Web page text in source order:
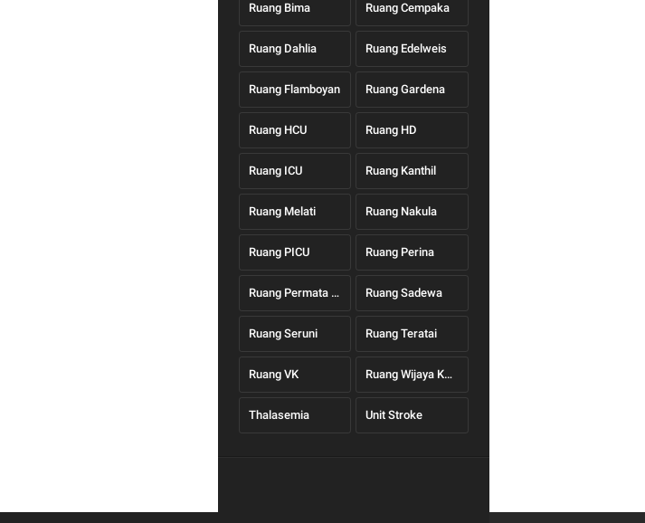
Ruang Bima Ruang Cempaka
Ruang Dahlia Ruang Edelweis
Ruang Flamboyan Ruang Gardena
Ruang HCU Ruang HD
Ruang ICU Ruang Kanthil
Ruang Melati Ruang Nakula
Ruang PICU Ruang Perina
Ruang Permata Hati Ruang Sadewa
Ruang Seruni Ruang Teratai
Ruang VK Ruang Wijaya Kusuma
Thalasemia Unit Stroke